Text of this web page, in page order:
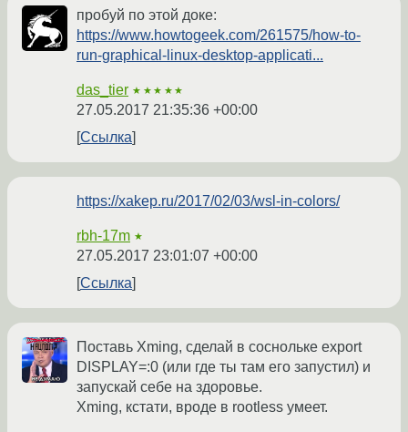
пробуй по этой доке:
https://www.howtogeek.com/261575/how-to-
run-graphical-linux-desktop-applicati...
das_tier ★★★★★
27.05.2017 21:35:36 +00:00
Ссылка
https://xakep.ru/2017/02/03/wsl-in-colors/
rbh-17m ★
27.05.2017 23:01:07 +00:00
Ссылка
Поставь Xming, сделай в соснольке export
DISPLAY=:0 (или где ты там его запустил) и
запускай себе на здоровье.
Xming, кстати, вроде в rootless умеет.